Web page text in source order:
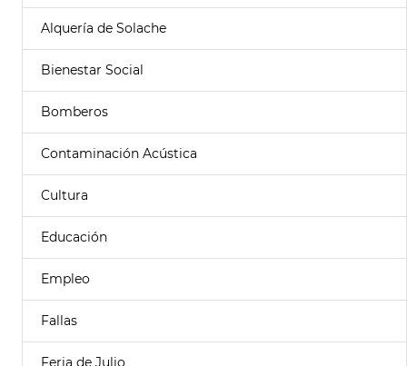
Alquería de Solache
Bienestar Social
Bomberos
Contaminación Acústica
Cultura
Educación
Empleo
Fallas
Feria de Julio